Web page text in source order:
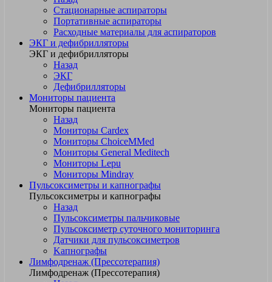
Стационарные аспираторы
Портативные аспираторы
Расходные материалы для аспираторов
ЭКГ и дефибрилляторы
ЭКГ и дефибрилляторы
Назад
ЭКГ
Дефибрилляторы
Мониторы пациента
Мониторы пациента
Назад
Мониторы Cardex
Мониторы ChoiceMMed
Мониторы General Meditech
Мониторы Lepu
Мониторы Mindray
Пульсоксиметры и капнографы
Пульсоксиметры и капнографы
Назад
Пульсоксиметры пальчиковые
Пульсоксиметр суточного мониторинга
Датчики для пульсоксиметров
Kапнографы
Лимфодренаж (Прессотерапия)
Лимфодренаж (Прессотерапия)